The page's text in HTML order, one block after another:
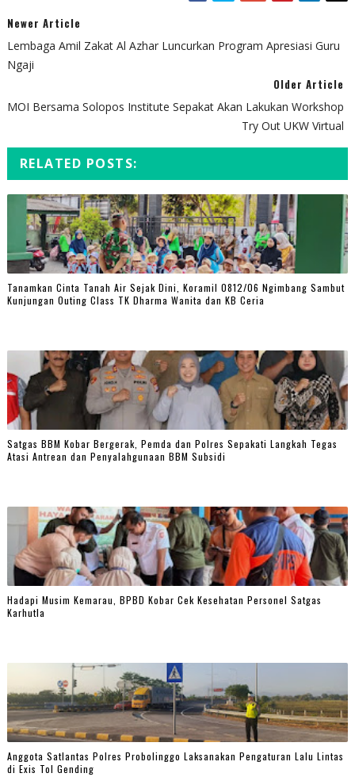
Newer Article
Lembaga Amil Zakat Al Azhar Luncurkan Program Apresiasi Guru
Ngaji
Older Article
MOI Bersama Solopos Institute Sepakat Akan Lakukan Workshop
Try Out UKW Virtual
RELATED POSTS:
Tanamkan Cinta Tanah Air Sejak Dini, Koramil 0812/06 Ngimbang Sambut
Kunjungan Outing Class TK Dharma Wanita dan KB Ceria
Satgas BBM Kobar Bergerak, Pemda dan Polres Sepakati Langkah Tegas
Atasi Antrean dan Penyalahgunaan BBM Subsidi
Hadapi Musim Kemarau, BPBD Kobar Cek Kesehatan Personel Satgas
Karhutla
Anggota Satlantas Polres Probolinggo Laksanakan Pengaturan Lalu Lintas
di Exis Tol Gending